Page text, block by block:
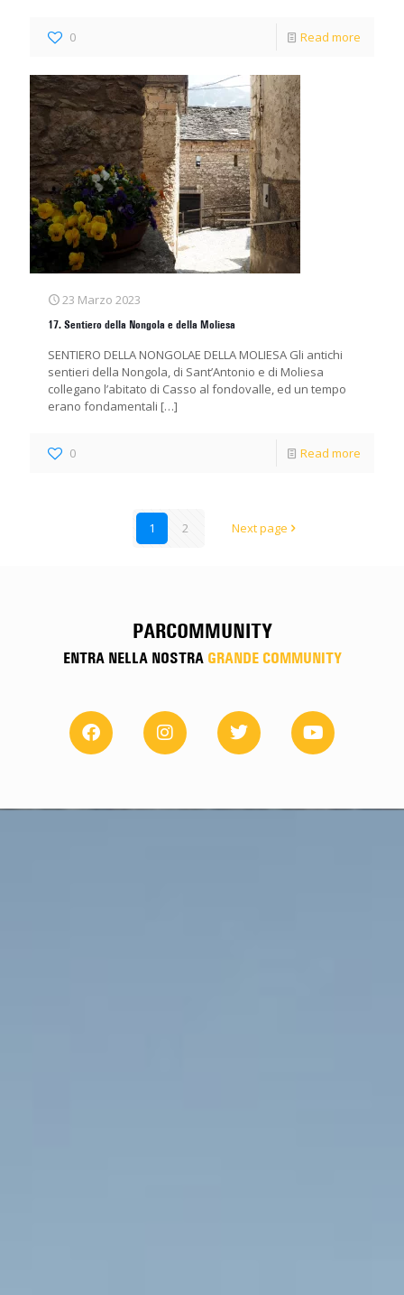
0 Read more
23 Marzo 2023
17. Sentiero della Nongola e della Moliesa
SENTIERO DELLA NONGOLAE DELLA MOLIESA Gli antichi
sentieri della Nongola, di Sant’Antonio e di Moliesa
collegano l’abitato di Casso al fondovalle, ed un tempo
erano fondamentali […]
0 Read more
1 2 Next page
PARCOMMUNITY
ENTRA NELLA NOSTRA GRANDE COMMUNITY